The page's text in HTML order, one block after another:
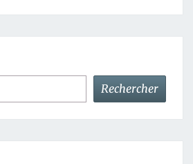
Rechercher